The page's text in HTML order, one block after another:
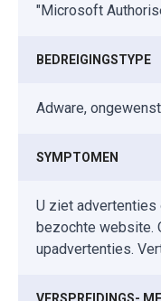
"Microsoft
BEDREIGINGSTYPE
Adware,
SYMPTOMEN
U ziet
bezochte website.
upadvertenties.
VERSPREIDINGS-